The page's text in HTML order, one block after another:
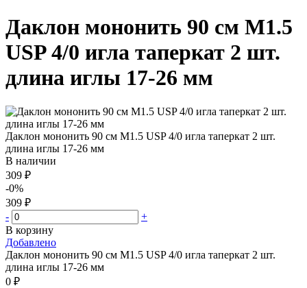
Даклон мононить 90 см М1.5
USP 4/0 игла таперкат 2 шт.
длина иглы 17-26 мм
Даклон мононить 90 см М1.5 USP 4/0 игла таперкат 2 шт.
длина иглы 17-26 мм
В наличии
309 ₽
-0%
309 ₽
-
+
В корзину
Добавлено
Даклон мононить 90 см М1.5 USP 4/0 игла таперкат 2 шт.
длина иглы 17-26 мм
0 ₽